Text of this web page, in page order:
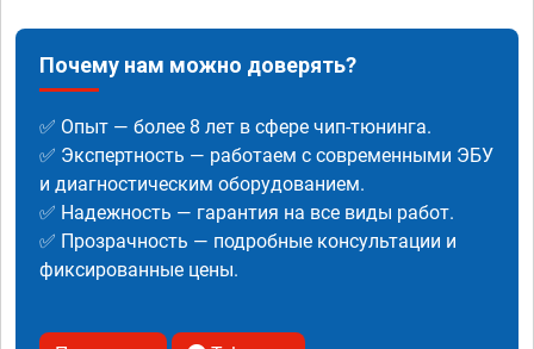
Почему нам можно доверять?
✅ Опыт — более 8 лет в сфере чип-тюнинга.
✅ Экспертность — работаем с современными ЭБУ
и диагностическим оборудованием.
✅ Надежность — гарантия на все виды работ.
✅ Прозрачность — подробные консультации и
фиксированные цены.